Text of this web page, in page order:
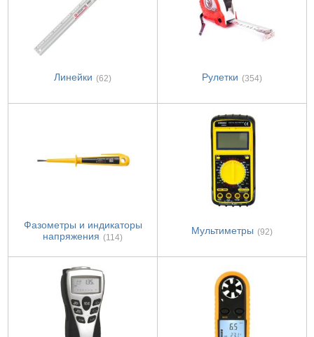
Линейки (62) Рулетки (354)
Фазометры и индикаторы
напряжения (114)
Мультиметры (92)